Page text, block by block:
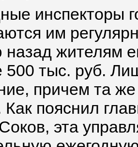
инспекторы
им
назад жителям
тыс. руб.
причем та
Как пояснил
эта